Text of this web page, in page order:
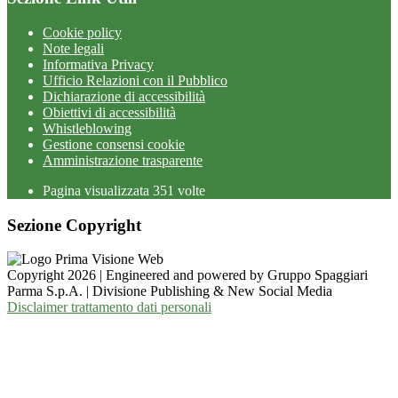
Cookie policy
Note legali
Informativa Privacy
Ufficio Relazioni con il Pubblico
Dichiarazione di accessibilità
Obiettivi di accessibilità
Whistleblowing
Gestione consensi cookie
Amministrazione trasparente
Pagina visualizzata 351 volte
Sezione Copyright
Copyright 2026 | Engineered and powered by Gruppo Spaggiari
Parma S.p.A. | Divisione Publishing & New Social Media
Disclaimer trattamento dati personali